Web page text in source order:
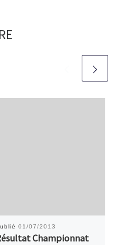
01/07/2013
Championnat